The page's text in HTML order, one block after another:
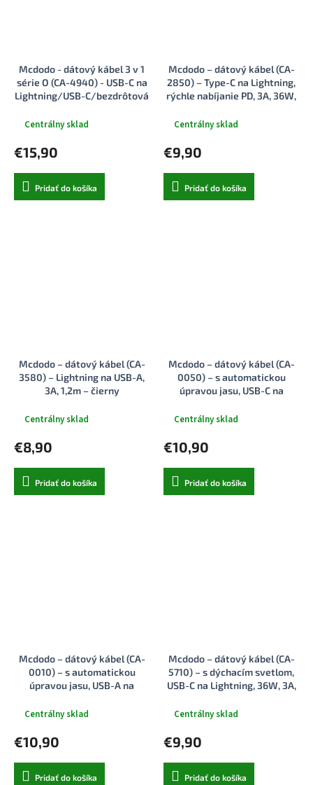
Mcdodo - dátový kábel 3 v 1
série O (CA-4940) - USB-C na
Lightning/USB-C/bezdrôtová
100W, 1,2m - čierny
Centrálny sklad
€15,90
Pridať do košíka
Mcdodo – dátový kábel (CA-
2850) – Type-C na Lightning,
rýchle nabíjanie PD, 3A, 36W,
Centrálny sklad
€9,90
Pridať do košíka
Mcdodo – dátový kábel (CA-
3580) – Lightning na USB-A,
3A, 1,2m – čierny
Centrálny sklad
€8,90
Pridať do košíka
Mcdodo – dátový kábel (CA-
0050) – s automatickou
úpravou jasu, USB-C na
Centrálny sklad
€10,90
Pridať do košíka
Mcdodo – dátový kábel (CA-
0010) – s automatickou
úpravou jasu, USB-A na
Centrálny sklad
€10,90
Pridať do košíka
Mcdodo – dátový kábel (CA-
5710) – s dýchacím svetlom,
USB-C na Lightning, 36W, 3A,
Centrálny sklad
€9,90
Pridať do košíka